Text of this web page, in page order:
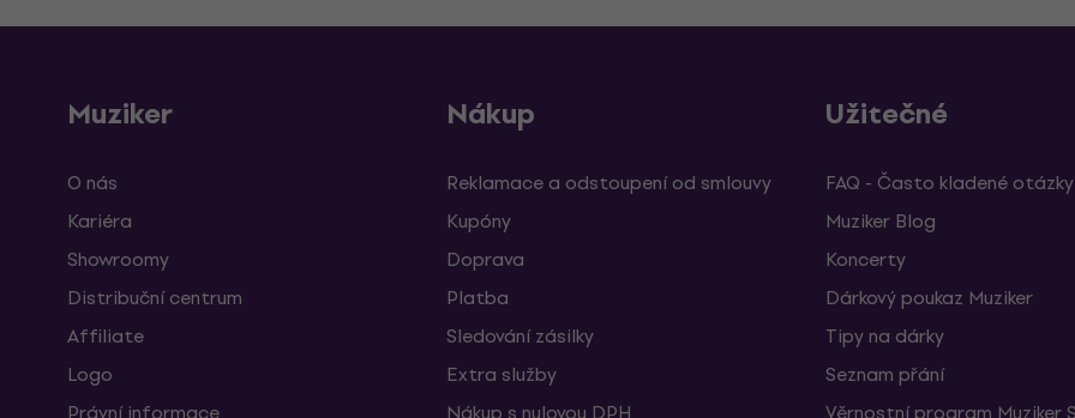
Muziker
O nás
Kariéra
Showroomy
Distribuční centrum
Affiliate
Logo
Právní informace
Nákup
Reklamace a odstoupení od smlouvy
Kupóny
Doprava
Platba
Sledování zásilky
Extra služby
Nákup s nulovou DPH
Užitečné
FAQ - Často kladené otázky
Muziker Blog
Koncerty
Dárkový poukaz Muziker
Tipy na dárky
Seznam přání
Věrnostní program Muziker